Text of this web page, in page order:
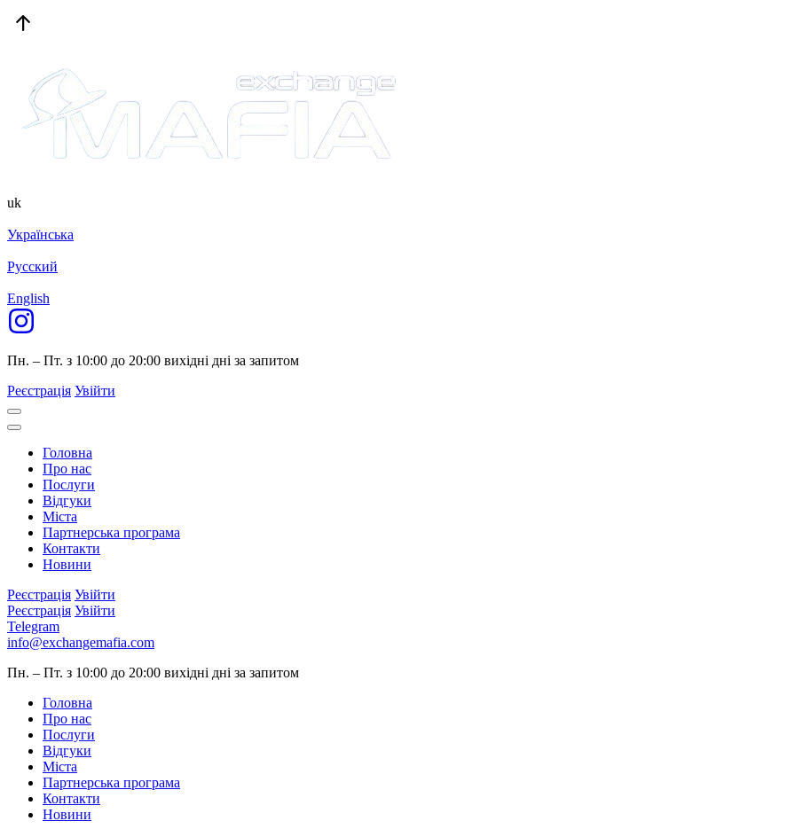
uk
Українська
Русский
English
Пн. – Пт. з 10:00 до 20:00 вихідні дні за запитом
Реєстрація Увійти
Головна
Про нас
Послуги
Відгуки
Міста
Партнерська програма
Контакти
Новини
Реєстрація Увійти
Реєстрація Увійти
Telegram
info@exchangemafia.com
Пн. – Пт. з 10:00 до 20:00 вихідні дні за запитом
Головна
Про нас
Послуги
Відгуки
Міста
Партнерська програма
Контакти
Новини